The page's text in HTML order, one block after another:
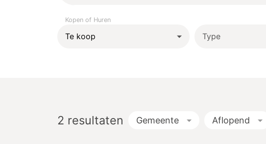
Kopen of Huren
Type
2 resultaten Gemeente Aflopend